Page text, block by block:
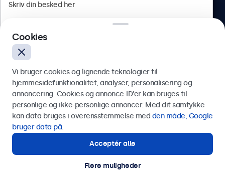
Herstedøstervej 27-29, unit A, 2620 Albertslund, Danmark
Dansk
© 2026 Beetronics
Send
Eller ring til os på
Kontakt vores specialister.
Cookies
Vi bruger cookies og lignende teknologier til
hjemmesidefunktionalitet, analyser, personalisering og
annoncering. Cookies og annonce-ID’er kan bruges til
personlige og ikke-personlige annoncer. Med dit samtykke
kan data bruges i overensstemmelse med den måde, Google
bruger data på.
Acceptér alle
Flere muligheder